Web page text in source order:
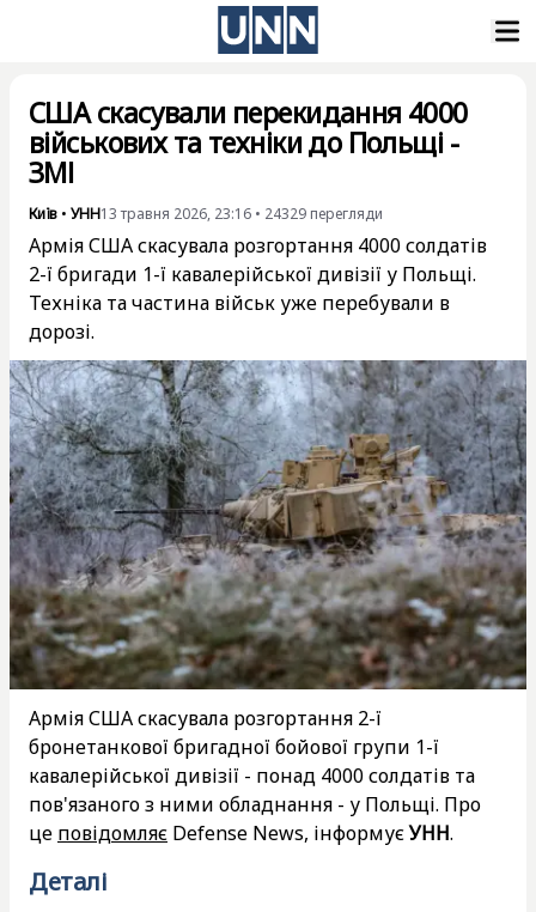
США скасували перекидання 4000
військових та техніки до Польщі -
ЗМІ
Київ • УНН13 травня 2026, 23:16 • 24329 перегляди
Армія США скасувала розгортання 4000 солдатів
2-ї бригади 1-ї кавалерійської дивізії у Польщі.
Техніка та частина військ уже перебували в
дорозі.
Армія США скасувала розгортання 2-ї
бронетанкової бригадної бойової групи 1-ї
кавалерійської дивізії - понад 4000 солдатів та
пов'язаного з ними обладнання - у Польщі. Про
це повідомляє Defense News, інформуєУНН.
Деталі